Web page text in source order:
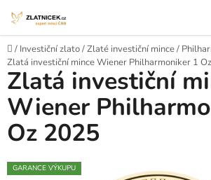
Domů
/ Investiční zlato/Zlaté investiční mince/
Zlatá investiční mince Wiener Philharmoniker 1
Zlatá investiční
Wiener
Oz 2025
GARANCE VÝKUPU